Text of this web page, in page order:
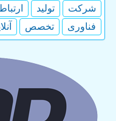
شركت تولید
فناوری
تخصص